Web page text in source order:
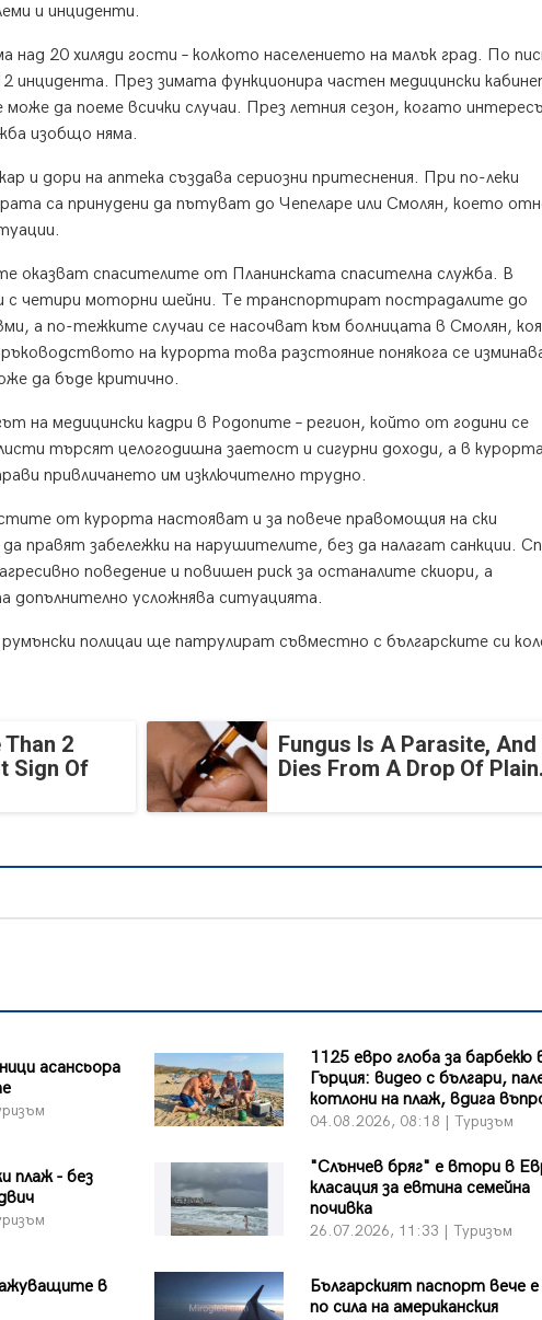
и инциденти.
над 20 хиляди гости – колкото населението на малък град. По
инцидента. През зимата функционира частен медицински
да поеме всички случаи. През летния сезон, когато
изобщо няма.
и дори на аптека създава сериозни притеснения. При по-леки
са принудени да пътуват до Чепеларе или Смолян, което
оказват спасителите от Планинската спасителна служба. В
с четири моторни шейни. Те транспортират пострадалите до
а по-тежките случаи се насочват към болницата в Смолян,
на курорта това разстояние понякога се
да бъде критично.
на медицински кадри в Родопите – регион, който от години се
търсят целогодишна заетост и сигурни доходи, а в курорта
привличането им изключително трудно.
от курорта настояват и за повече правомощия на ски
правят забележки на нарушителите, без да налагат санкции.
поведение и повишен риск за останалите скиори, а
допълнително усложнява ситуацията.
полицаи ще патрулират съвместно с българските си
2
Sign Of
Fungus Is A Parasite, And
Dies From A Drop Of
асансьора
1125 евро глоба за барбекю
Гърция: видео с българи,
котлони на плаж, вдига
04.08.2026, 08:18 | Туризъм
плаж - без
"Слънчев бряг" е втори в
класация за евтина семейна
почивка
26.07.2026, 11:33 | Туризъм
в
Българският паспорт вече
по сила на американския